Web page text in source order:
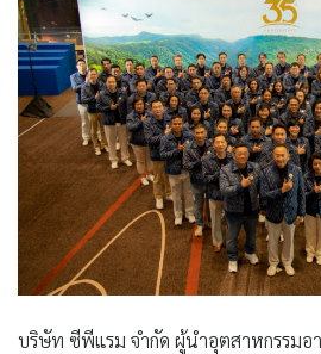
บริษัท ซีพีแรม จำกัด ผู้นำอุตสาหกรรมอ